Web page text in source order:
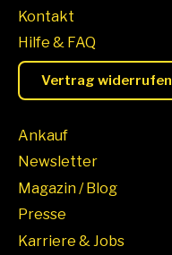
Kontakt
Hilfe & FAQ
Vertrag widerrufen
Ankauf
Newsletter
Magazin / Blog
Presse
Karriere & Jobs